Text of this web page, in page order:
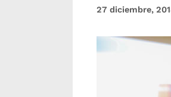
27 diciembre,